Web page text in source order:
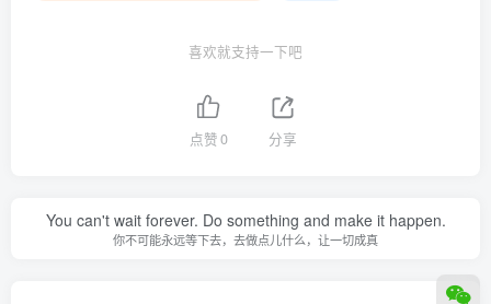
喜欢就支持一下吧
点赞0 分享
You can't wait forever. Do something and make it happen.
你不可能永远等下去，去做点儿什么，让一切成真